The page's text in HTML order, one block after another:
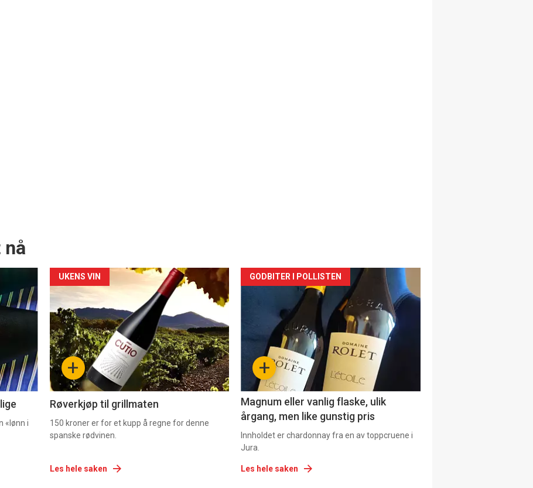
«lønn i
Forsiden
akkurat
nå
-
2 +
UKENS VIN
Røverkjøp til grillmaten
150 kroner er for et kupp å regne for denne
spanske rødvinen.
Les hele saken
Forsiden
akkurat
+
GODBITER I POLLISTEN
Magnum eller vanlig flaske, ulik
årgang, men like gunstig pris
Innholdet er chardonnay fra en av toppcruene i
Jura.
Les hele saken